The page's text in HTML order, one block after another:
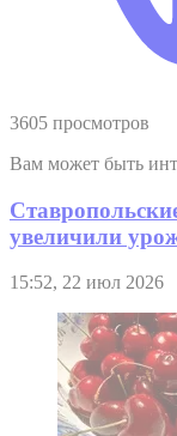
3605 просмотров
Вам может быть
увеличили
15:52, 22 июл 2026